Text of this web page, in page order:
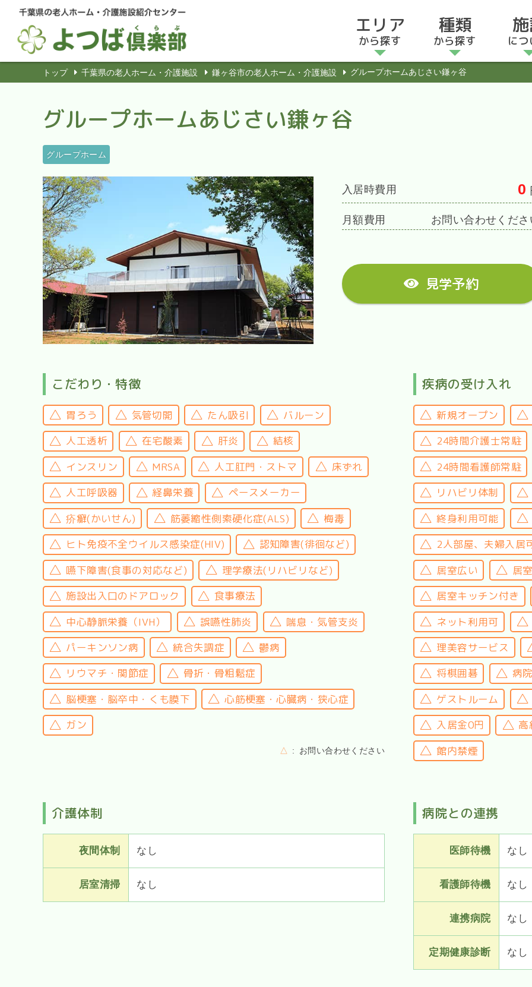
エリア
から探す
種類
から探す に
トップ 千葉県の老人ホーム・介護施設 鎌ヶ谷市の老人ホーム・介護施設 グループホームあじさい鎌ヶ谷
グループホームあじさい鎌ヶ谷
グループホーム
入居時費用 0
月額費用 お問い合わせくださ
見学予約
こだわり・特徴
胃ろう 気管切開 たん吸引
バルーン
人工透析
在宅酸素 肝炎
結核
インスリン
MRSA 人工肛門・ストマ
床ずれ
人工呼吸器
経鼻栄養
ペースメーカー
疥癬(かいせん)
筋萎縮性側索硬化症(ALS)
梅毒
ヒト免疫不全ウイルス感染症(HIV)
認知障害(徘徊など)
嚥下障害(食事の対応など)
理学療法(リハビリなど)
施設出入口のドアロック
食事療法
中心静脈栄養（IVH）
誤嚥性肺炎
喘息・気管支炎
パーキンソン病
統合失調症
鬱病
リウマチ・関節症
骨折・骨粗鬆症
脳梗塞・脳卒中・くも膜下
心筋梗塞・心臓病・狭心症
ガン
△ お問い合わせください
疾病の受け入れ
新規オープン
24時間介護士常駐
24時間看護師常駐
リハビリ体制
終身利用可能
2人部屋、夫婦入居
居室広い
居
居室キッチン付き
ネット利用可
理美容サービス
将棋囲碁
病
ゲストルーム
入居金0円
高
館内禁煙
介護体制
夜間体制 なし
居室清掃 なし
病院との連携
医師待機 なし
看護師待機 なし
連携病院 なし
定期健康診断 なし